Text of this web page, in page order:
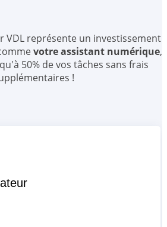
VDL représente un investissement
votre assistant numérique,
50% de vos tâches sans frais
!